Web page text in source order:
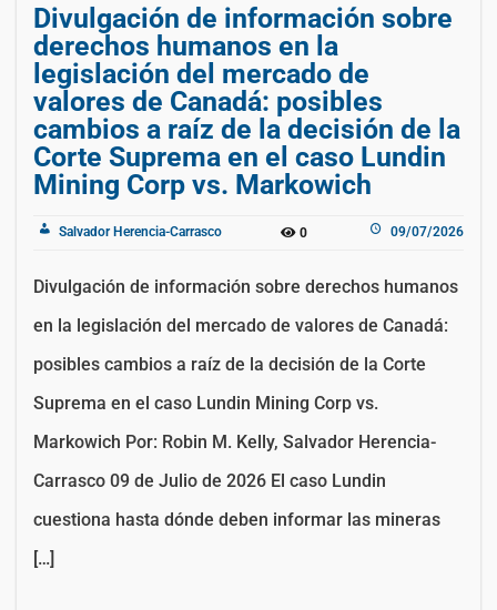
Divulgación de información sobre
derechos humanos en la
legislación del mercado de
valores de Canadá: posibles
cambios a raíz de la decisión de la
Corte Suprema en el caso Lundin
Mining Corp vs. Markowich
Salvador Herencia-Carrasco 0 09/07/2026
Divulgación de información sobre derechos humanos
en la legislación del mercado de valores de Canadá:
posibles cambios a raíz de la decisión de la Corte
Suprema en el caso Lundin Mining Corp vs.
Markowich Por: Robin M. Kelly, Salvador Herencia-
Carrasco 09 de Julio de 2026 El caso Lundin
cuestiona hasta dónde deben informar las mineras
[…]